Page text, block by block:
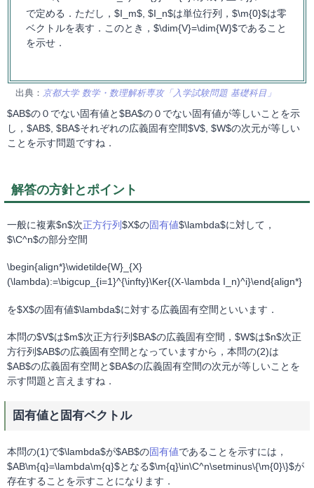
で定める．ただし，$I_m$, $I_n$は単位行列，$\m{0}$は零
ベクトルを表す．このとき，$\dim{V}=\dim{W}$であること
を示せ．
出典： 京都大学 数学・数理解析専攻「入学試験問題 基礎科目」
$AB$の０でない固有値と$BA$の０でない固有値が等しいことを示
し，$AB$, $BA$それぞれの広義固有空間$V$, $W$の次元が等しい
ことを示す問題ですね．
解答の方針とポイント
一般に複素$n$次正方行列$X$の固有値$\lambda$に対して，
$\C^n$の部分空間
\begin{align*}\widetilde{W}_{X}
(\lambda):=\bigcup_{i=1}^{\infty}\Ker{(X-\lambda I_n)^i}\end{align*}
を$X$の固有値$\lambda$に対する広義固有空間といいます．
本問の$V$は$m$次正方行列$BA$の広義固有空間，$W$は$n$次正
方行列$AB$の広義固有空間となっていますから，本問の(2)は
$AB$の広義固有空間と$BA$の広義固有空間の次元が等しいことを
示す問題と言えますね．
固有値と固有ベクトル
本問の(1)で$\lambda$が$AB$の固有値であることを示すには，
$AB\m{q}=\lambda\m{q}$となる$\m{q}\in\C^n\setminus\{\m{0}\}$が
存在することを示すことになります．